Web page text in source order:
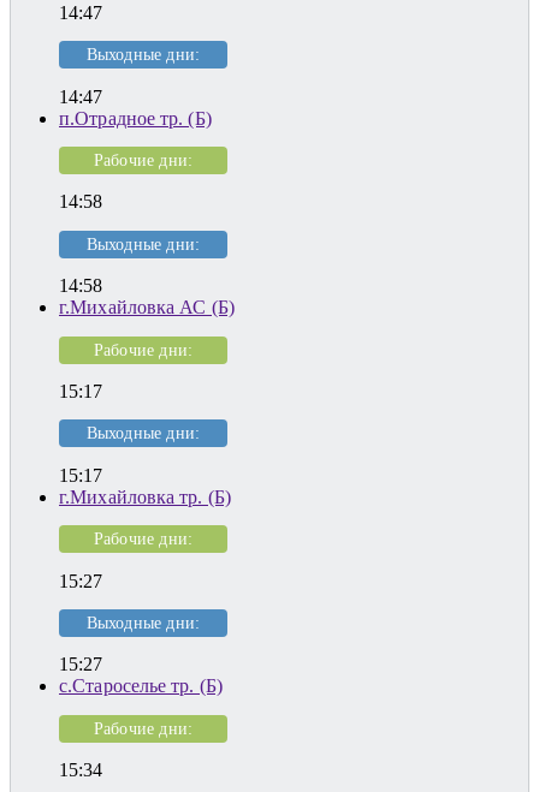
14:47
Выходные дни:
14:47
п.Отрадное тр. (Б)
Рабочие дни:
14:58
Выходные дни:
14:58
г.Михайловка АС (Б)
Рабочие дни:
15:17
Выходные дни:
15:17
г.Михайловка тр. (Б)
Рабочие дни:
15:27
Выходные дни:
15:27
с.Староселье тр. (Б)
Рабочие дни:
15:34